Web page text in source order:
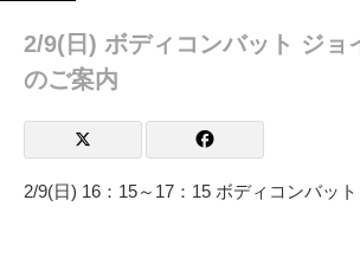
2/9(日) ボディコンバット ジョ
のご案内
2/9(日) 16：15～17：15 ボディコンバット